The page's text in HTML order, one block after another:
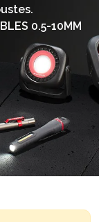
0.5-10MM